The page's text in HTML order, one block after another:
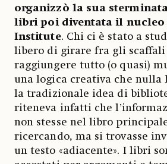
organizzò la sua
libri poi diventata il nucleo
Institute. Chi ci è stato a
libero di girare fra gli scaffali
raggiungere tutto (o quasi)
una logica creativa che nulla
la tradizionale idea di
riteneva infatti che
non stesse nel libro
ricercando, ma si trovasse
un testo «adiacente». I libri